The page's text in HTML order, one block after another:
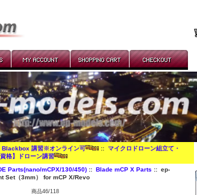
Blackbox 講習※オンライン可 ::マイクロドローン組立て・
資格】ドローン講習
Parts(nano/mCPX/130/450) ::Blade mCP X Parts :: ep-
Set（3mm） for mCP X/Revo
商品46/118